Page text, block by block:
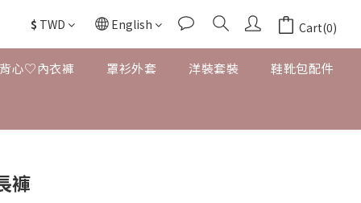
$ TWD English Cart(0)
背心♡內衣褲 罩衫外套 洋裝套裝 鞋靴包配件
褲